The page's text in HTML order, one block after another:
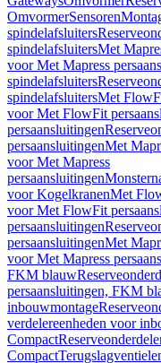
OmvormerSensoren
spindelafsluiters
spindelafsluitersMet
voor Met Mapress
spindelafsluiters
spindelafsluitersMet
voor Met FlowFit
persaansluitingen
persaansluitingenMet
voor Met Mapress
persaansluitingen
voor KogelkranenMet
voor Met FlowFit
persaansluitingen
persaansluitingenMet
voor Met Mapress
FKM blauw
persaansluitingen, FKM
inbouwmontage
verdelereenheden voor
Compact
Compact